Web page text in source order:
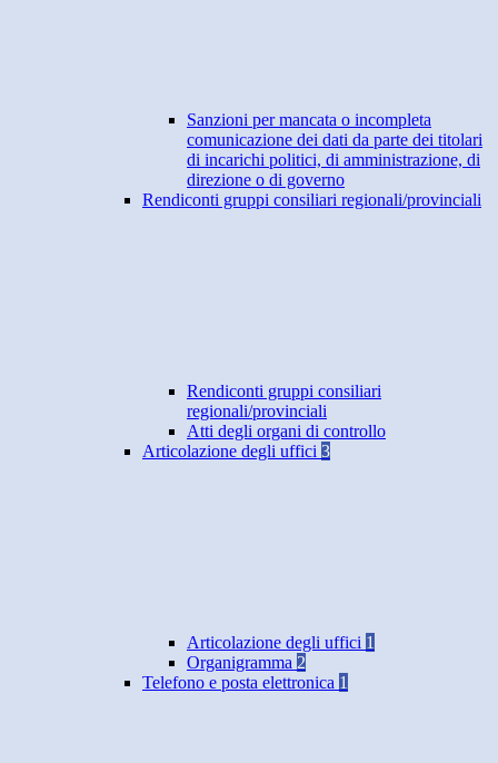
Sanzioni per mancata o incompleta
comunicazione dei dati da parte dei titolari
di incarichi politici, di amministrazione, di
direzione o di governo
Rendiconti gruppi consiliari regionali/provinciali
Rendiconti gruppi consiliari
regionali/provinciali
Atti degli organi di controllo
Articolazione degli uffici 3
Articolazione degli uffici 1
Organigramma 2
Telefono e posta elettronica 1